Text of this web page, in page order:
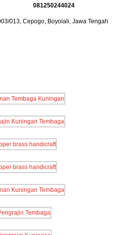
: 081250244024
013, Cepogo, Boyolali, Jawa Tengah